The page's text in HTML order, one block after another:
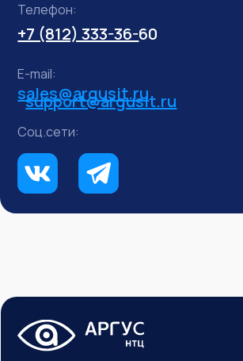
+7 (812) 333-36-60
Телефон:
E-mail:
Соц.сети:
support@argusit.ru
sales@argusit.ru